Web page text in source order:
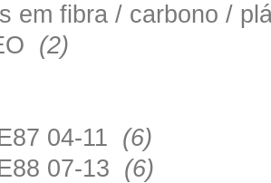
em fibra / carbono /
(2)
04-11 (6)
07-13 (6)